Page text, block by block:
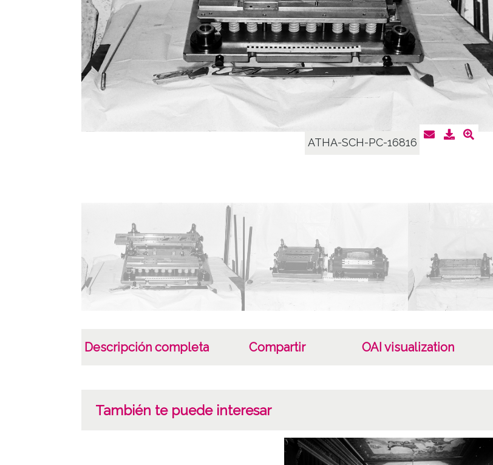
ATHA-SCH-PC-16816
Descripción completa Compartir OAI visualization
También te puede interesar